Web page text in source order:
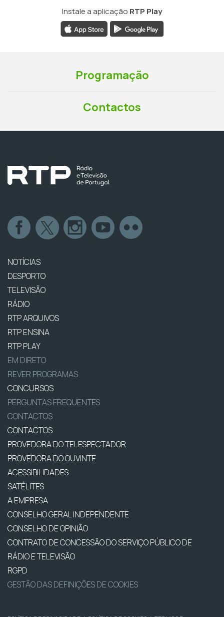
Instale a aplicação RTP Play
Programação
Contactos
NOTÍCIAS
DESPORTO
TELEVISÃO
RÁDIO
RTP ARQUIVOS
RTP ENSINA
RTP PLAY
EM DIRETO
REVER PROGRAMAS
CONCURSOS
PERGUNTAS FREQUENTES
CONTACTOS
CONTACTOS
PROVEDORA DO TELESPECTADOR
PROVEDORA DO OUVINTE
ACESSIBILIDADES
SATÉLITES
A EMPRESA
CONSELHO GERAL INDEPENDENTE
CONSELHO DE OPINIÃO
CONTRATO DE CONCESSÃO DO SERVIÇO PÚBLICO DE
RÁDIO E TELEVISÃO
RGPD
GESTÃO DAS DEFINIÇÕES DE COOKIES